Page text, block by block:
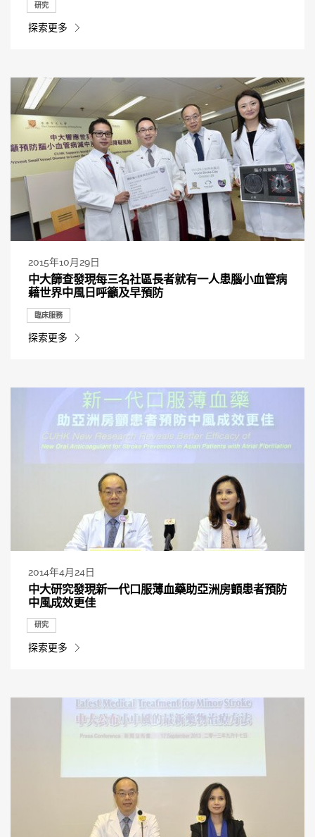
研究
探索更多
2015年10月29日
中大篩查發現每三名社區長者就有一人患腦小血管病
藉世界中風日呼籲及早預防
臨床服務
探索更多
2014年4月24日
中大研究發現新一代口服薄血藥助亞洲房顫患者預防
中風成效更佳
研究
探索更多